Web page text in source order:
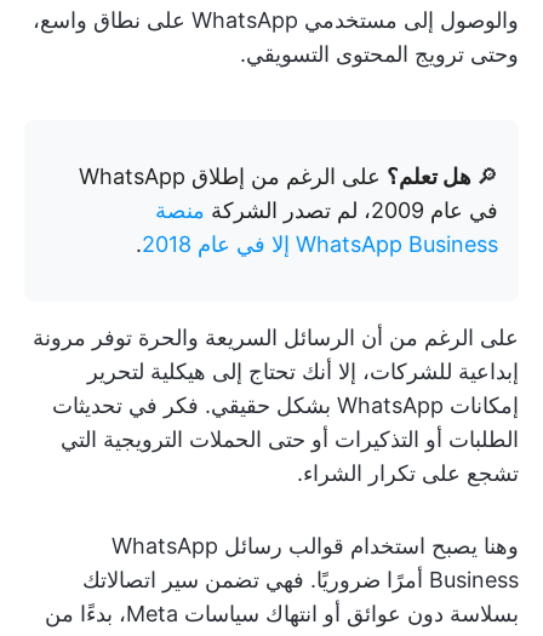
والوصول إلى مستخدمي WhatsApp على نطاق واسع،
وحتى ترويج المحتوى التسويقي.
🔎 هل تعلم؟
على الرغم من إطلاق WhatsApp
في عام 2009، لم تصدر الشركة
منصة
WhatsApp Business إلا في عام 2018
.
على الرغم من أن الرسائل السريعة والحرة توفر مرونة
إبداعية للشركات، إلا أنك تحتاج إلى هيكلية لتحرير
إمكانات WhatsApp بشكل حقيقي. فكر في تحديثات
الطلبات أو التذكيرات أو حتى الحملات الترويجية التي
تشجع على تكرار الشراء.
وهنا يصبح استخدام قوالب رسائل WhatsApp
Business أمرًا ضروريًا. فهي تضمن سير اتصالاتك
بسلاسة دون عوائق أو انتهاك سياسات Meta، بدءًا من